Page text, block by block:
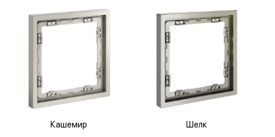
Кашемир Шелк